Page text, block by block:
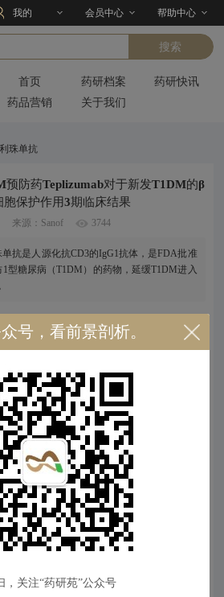
我的 会员中心 帮助中心
首页 药研档案
药研快讯
药品营销
关于我们
珠单抗
预防药Teplizumab对于新发T1DM的β
胞保护作用3期临床结果
来源：Sanof 3744
单抗是人源化抗CD3的IgG1抗体，是FDA批准
型糖尿病（T1DM）的药物，延缓T1DM进入
Sanof在线公布了1型糖尿预防药（T1DM）
患者胰岛β细胞保护作用3期临床 PROTECT
旗下Provention开发的人源化抗CD3的IgG1抗
一个用于预防T1DM的药物，延缓T1DM进入第
名8-17 岁在6周内被诊断为 3期（症状期）
病的患者，在接受Teplizumab或安慰剂治疗12
平，来评估至第78周Teplizumab与安慰剂相比
作用。
胰岛β细胞分泌，由与与胰岛素（Insulin）共
胰岛素原（Proinsulin）。在β细胞内，胰岛素原
。由于C肽不容易被肝脏降解，因此监测C肽能
号，看前景剖析。
，关注“药研苑”公众号